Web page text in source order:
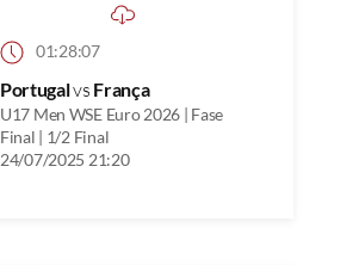
01:28:07
Portugalvs França
U17 Men WSE Euro 2026 | Fase
Final | 1/2 Final
24/07/2025 21:20